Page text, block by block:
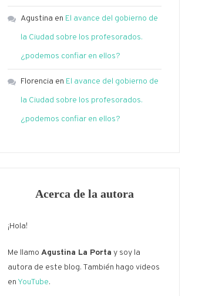
Agustina en El avance del gobierno de
la Ciudad sobre los profesorados.
¿podemos confiar en ellos?
Florencia en El avance del gobierno de
la Ciudad sobre los profesorados.
¿podemos confiar en ellos?
Acerca de la autora
¡Hola!
Me llamo Agustina La Porta y soy la
autora de este blog. También hago videos
en YouTube.